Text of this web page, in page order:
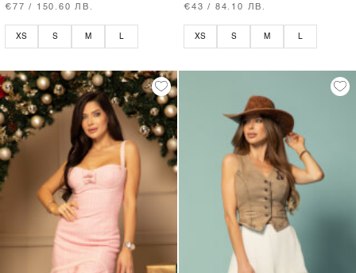
€77 / 150.60 ЛВ.
XS S M
€43 / 84.10 ЛВ.
XS S M